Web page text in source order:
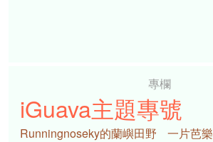
專欄
iGuava主題專號
Runningnoseky的蘭嶼田野 一片芭樂